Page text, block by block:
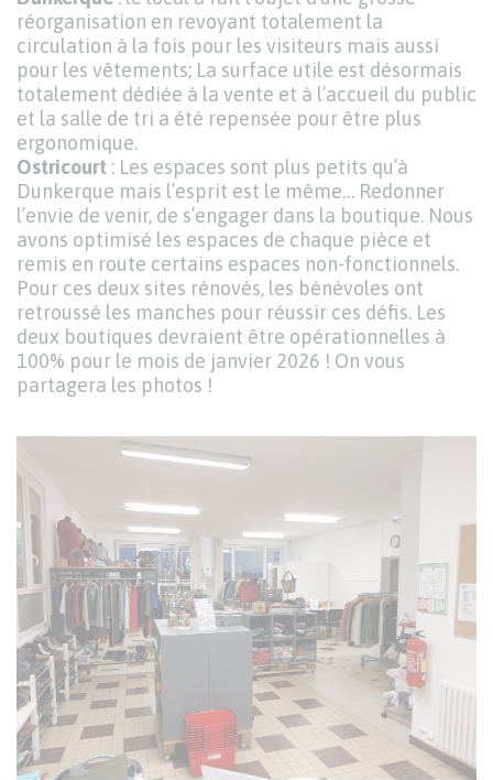
réorganisation en revoyant totalement la
circulation à la fois pour les visiteurs mais aussi
pour les vêtements; La surface utile est désormais
totalement dédiée à la vente et à l’accueil du public
et la salle de tri a été repensée pour être plus
ergonomique.
Ostricourt : Les espaces sont plus petits qu’à
Dunkerque mais l’esprit est le même… Redonner
l’envie de venir, de s’engager dans la boutique. Nous
avons optimisé les espaces de chaque pièce et
remis en route certains espaces non-fonctionnels.
Pour ces deux sites rénovés, les bénévoles ont
retroussé les manches pour réussir ces défis. Les
deux boutiques devraient être opérationnelles à
100% pour le mois de janvier 2026 ! On vous
partagera les photos !